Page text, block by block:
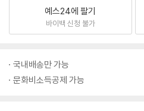
예스24에 팔기
바이백 신청 불가
국내배송만 가능
문화비소득공제 가능